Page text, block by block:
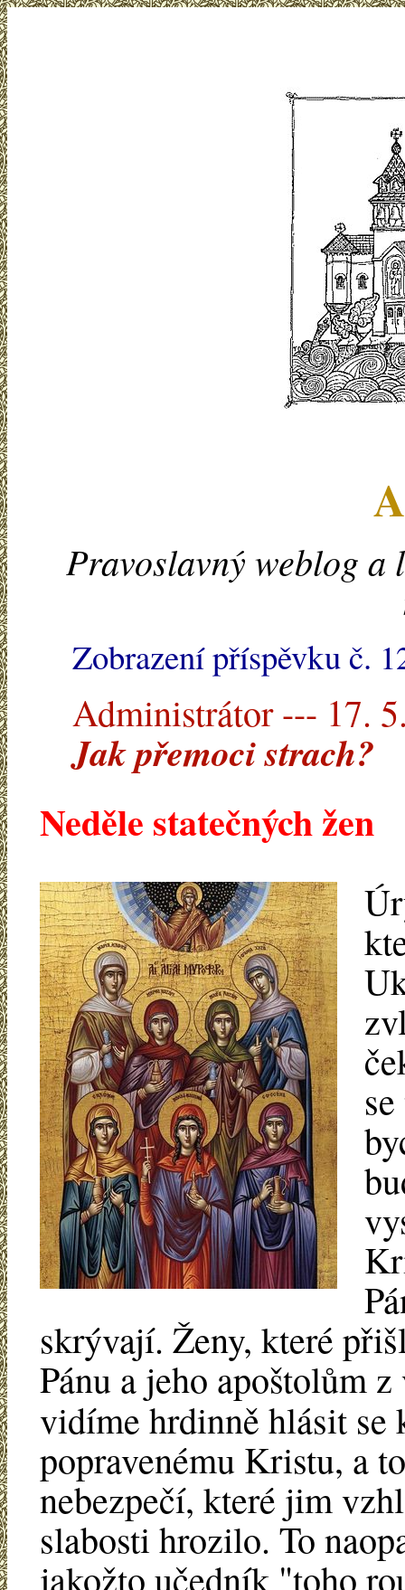
Pravoslavný weblog a
Zobrazení příspěvku č.
Administrátor --- 17.
Jak přemoci strach?
Neděle statečných žen
skrývají. Ženy, které
Pánu a jeho apoštolům
vidíme hrdinně hlásit se
popravenému Kristu, a
nebezpečí, které jim
slabosti hrozilo. To
jakožto učedník "toho